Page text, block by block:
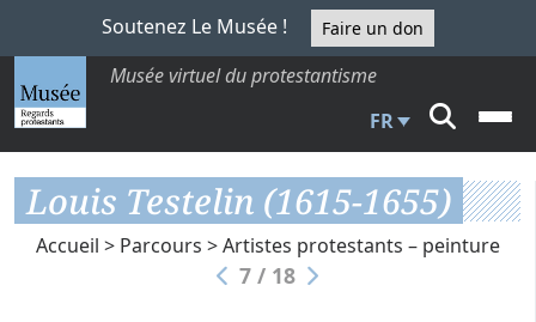
Soutenez Le Musée ! Faire un don
Musée virtuel du protestantisme
FR
Louis Testelin (1615-1655)
Accueil > Parcours >Artistes protestants – peinture
7 / 18